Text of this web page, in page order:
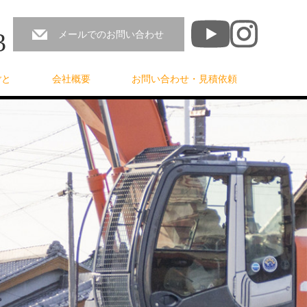
メールでのお問い合わせ
会社概要 お問い合わせ・見積依頼